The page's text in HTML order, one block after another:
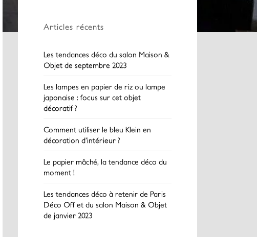
Articles récents
Les tendances déco du salon Maison &
Objet de septembre 2023
Les lampes en papier de riz ou lampe
japonaise : focus sur cet objet
décoratif ?
Comment utiliser le bleu Klein en
décoration d’intérieur ?
Le papier mâché, la tendance déco du
moment !
Les tendances déco à retenir de Paris
Déco Off et du salon Maison & Objet
de janvier 2023